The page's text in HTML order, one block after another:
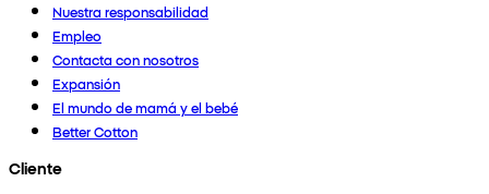
Nuestra responsabilidad
Empleo
Contacta con nosotros
Expansión
El mundo de mamá y el bebé
Better Cotton
Cliente